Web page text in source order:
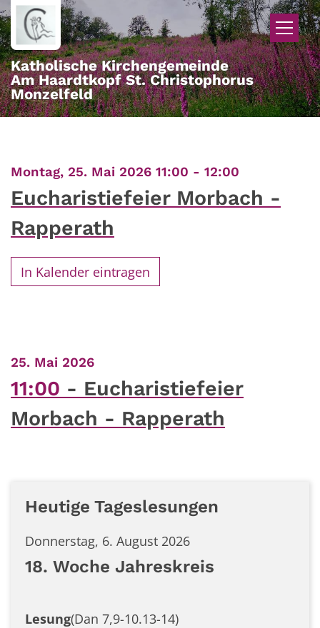
Zum Inhalt springen
Katholische Kirchengemeinde
Am Haardtkopf St. Christophorus
Monzelfeld
Montag, 25. Mai 2026 11:00 - 12:00
Eucharistiefeier Morbach -
Rapperath
In Kalender eintragen
25. Mai 2026:
11:00
Eucharistiefeier
Morbach - Rapperath
Heutige Tageslesungen
Donnerstag, 6. August 2026
18. Woche Jahreskreis
Lesung(Dan 7,9-10.13-14)